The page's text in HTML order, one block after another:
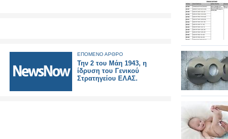
ΕΠΟΜΕΝΟ ΑΡΘΡΟ
Την 2 του Μάη 1943, η
ίδρυση του Γενικού
Στρατηγείου ΕΛΑΣ.